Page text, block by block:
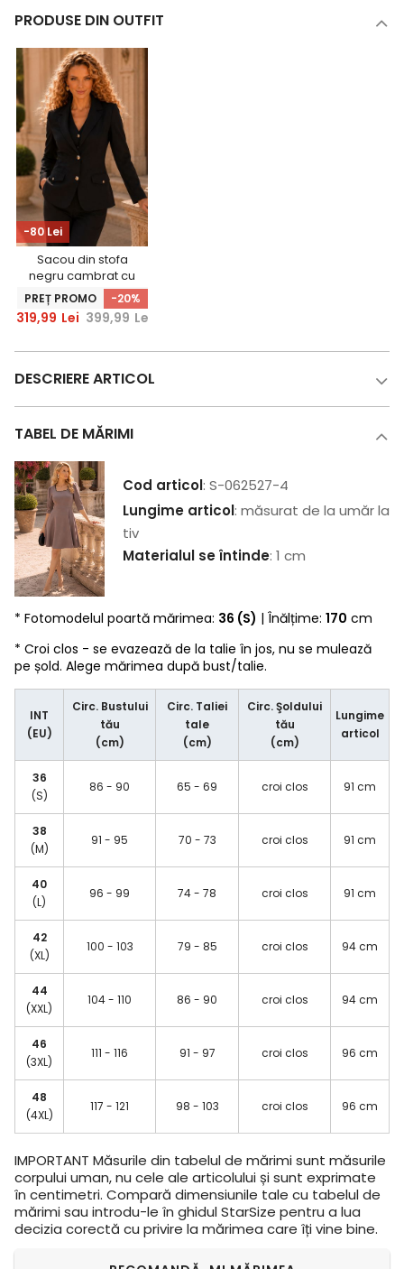
PRODUSE DIN OUTFIT
-80 Lei
Sacou din stofa
negru cambrat cu
nasturi decorativi
aurii - StarShinerS
PREȚ PROMO -20%
319,99 Lei 399,99 Lei
DESCRIERE ARTICOL
TABEL DE MĂRIMI
Cod articol: S-062527-4
Lungime articol: măsurat de la umăr la
tiv
Materialul se întinde: 1 cm
* Fotomodelul poartă mărimea: 36 (S) | Înălțime: 170 cm
* Croi clos - se evazează de la talie în jos, nu se mulează
pe șold. Alege mărimea după bust/talie.
INT
(EU)
Circ. Bustului
tău
(cm)
Circ. Taliei
tale
(cm)
Circ. Şoldului
tău
(cm)
Lungime
articol
36
(S)
86 - 90 65 - 69 croi clos 91 cm
38
(M)
91 - 95 70 - 73 croi clos 91 cm
40
(L)
96 - 99 74 - 78 croi clos 91 cm
42
(XL)
100 - 103 79 - 85 croi clos 94 cm
44
(XXL)
104 - 110 86 - 90 croi clos 94 cm
46
(3XL)
111 - 116 91 - 97 croi clos 96 cm
48
(4XL)
117 - 121 98 - 103 croi clos 96 cm
IMPORTANT Măsurile din tabelul de mărimi sunt măsurile
corpului uman, nu cele ale articolului și sunt exprimate
în centimetri. Compară dimensiunile tale cu tabelul de
mărimi sau introdu-le în ghidul StarSize pentru a lua
decizia corectă cu privire la mărimea care îți vine bine.